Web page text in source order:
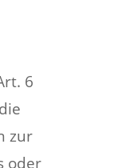
6
zur
oder